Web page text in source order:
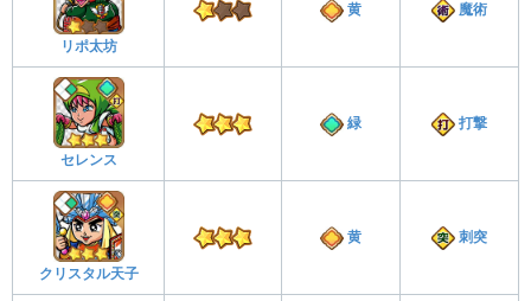
リポ太坊
黄 魔術
セレンス
緑 打撃
クリスタル天子
黄 刺突